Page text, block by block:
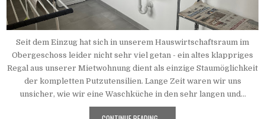
Seit dem Einzug hat sich in unserem Hauswirtschaftsraum im
Obergeschoss leider nicht sehr viel getan - ein altes klappriges
Regal aus unserer Mietwohnung dient als einzige Staumöglichkeit
der kompletten Putzutensilien. Lange Zeit waren wir uns
unsicher, wie wir eine Waschküche in den sehr langen und...